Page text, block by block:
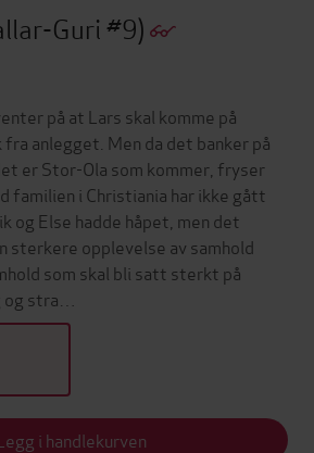
Guri #9)
på at Lars skal komme på
anlegget. Men da det banker på
er Stor-Ola som kommer, fryser
familien i Christiania har ikke gått
og Else hadde håpet, men det
sterkere opplevelse av samhold
som skal bli satt sterkt på
stra…
i handlekurven